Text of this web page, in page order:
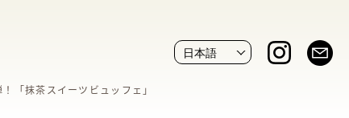
「抹茶スイーツビュッフェ」